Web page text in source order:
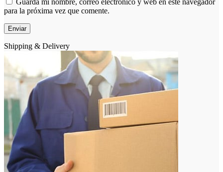
Guarda mi nombre, correo electrónico y web en este navegador
para la próxima vez que comente.
Shipping & Delivery